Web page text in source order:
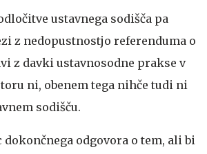
ustavnega sodišča pa
z nedopustnostjo referenduma o
z davki ustavnosodne prakse v
ni, obenem tega nihče tudi ni
sodišču.
dokončnega odgovora o tem, ali bi